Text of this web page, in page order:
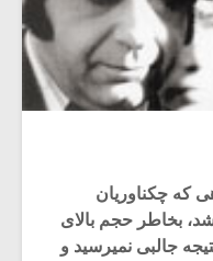
که چکناوریان
بخاطر حجم بالای
جالبی نمیرسید و